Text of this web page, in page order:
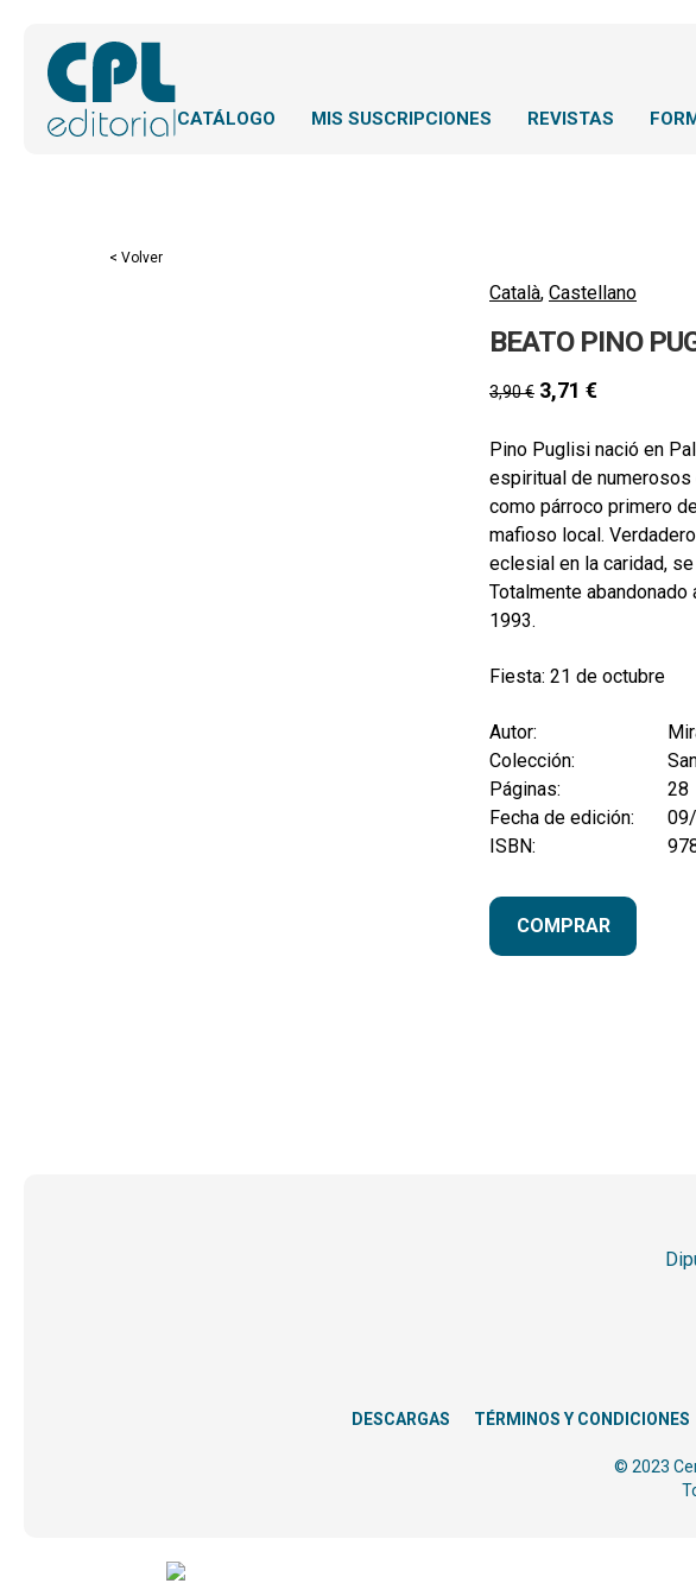
CATÁLOGO MIS SUSCRIPCIONES REVISTAS
< Volver
Català, Castellano
BEATO PINO
3,90€ 3,71 €
Pino Puglisi nació en
espiritual de
como párroco primero
mafioso local.
eclesial en la caridad,
Totalmente
1993.
Fiesta: 21 de octubre
Autor:
Colección:
Páginas:
28
Fecha de edición:
ISBN:
COMPRAR
DESCARGAS TÉRMINOS Y CONDICIONES
© 2023